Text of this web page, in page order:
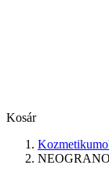
Kosár